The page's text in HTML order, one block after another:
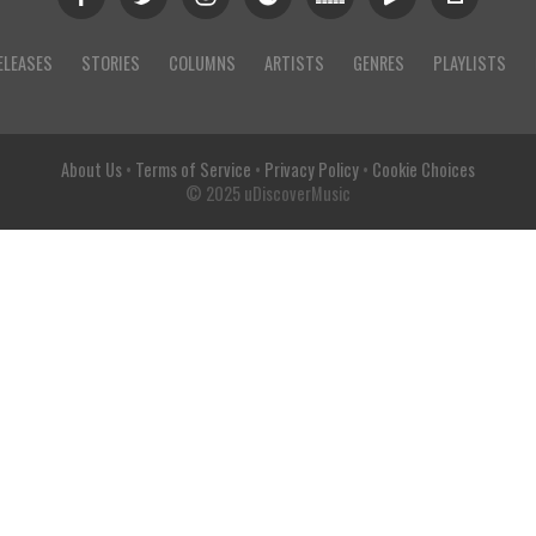
STORIES COLUMNS ARTISTS GENRES PLAYLISTS
About Us• Terms of Service • Privacy Policy• Cookie Choices
© 2025 uDiscoverMusic